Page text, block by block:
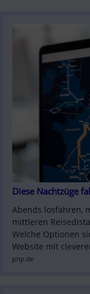
Diese Nachtzüge
Abends losfahren,
mittleren
Welche Optionen
Website mit
pnp.de